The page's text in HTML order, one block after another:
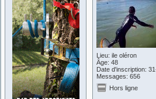
Lieu: ile oléron
Âge: 48
Date d'inscription:
Messages: 656
Hors ligne